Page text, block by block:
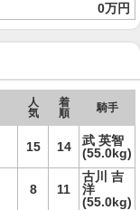
0万円
人
気
着
順
騎手
15 14
武 英智
(55.0kg)
8 11
古川 吉
洋
(55.0kg)